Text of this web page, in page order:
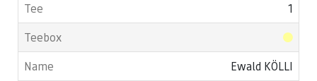
1
Ewald KÖLLI